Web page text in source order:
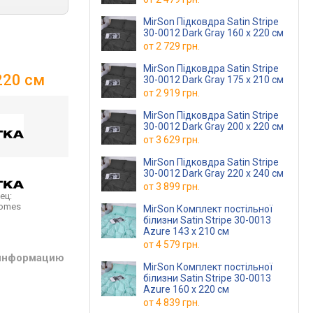
см
MirSon Підковдра Satin Stripe
30-0012 Dark Gray 160 x 220 см
от2 729 грн.
MirSon Підковдра Satin Stripe
30-0012 Dark Gray 175 x 210 см
от2 919 грн.
MirSon Підковдра Satin Stripe
30-0012 Dark Gray 200 x 220 см
от3 629 грн.
MirSon Підковдра Satin Stripe
30-0012 Dark Gray 220 x 240 см
от3 899 грн.
MirSon Комплект постільної
білизни Satin Stripe 30-0013
Azure 143 x 210 см
от4 579 грн.
MirSon Комплект постільної
білизни Satin Stripe 30-0013
Azure 160 x 220 см
от4 839 грн.